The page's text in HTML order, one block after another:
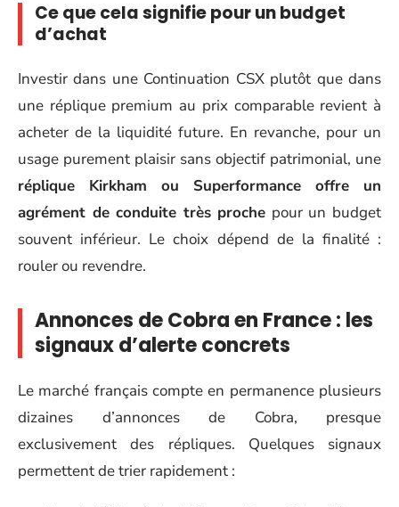
Ce que cela signifie pour un budget
d’achat
Investir dans une Continuation CSX plutôt que dans
une réplique premium au prix comparable revient à
acheter de la liquidité future. En revanche, pour un
usage purement plaisir sans objectif patrimonial, une
réplique Kirkham ou Superformance offre un
agrément de conduite très proche pour un budget
souvent inférieur. Le choix dépend de la finalité :
rouler ou revendre.
Annonces de Cobra en France : les
signaux d’alerte concrets
Le marché français compte en permanence plusieurs
dizaines d’annonces de Cobra, presque
exclusivement des répliques. Quelques signaux
permettent de trier rapidement :